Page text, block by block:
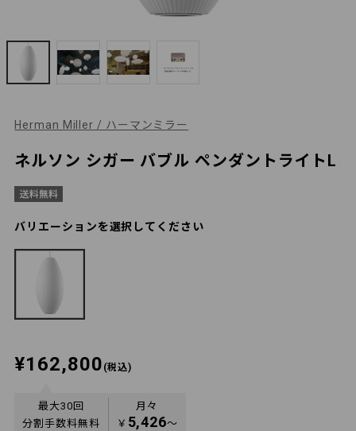
Herman Miller / ハーマンミラー
ネルソン シガー バブル ペンダントライトL
バリエーションを選択してください
¥162,800 (税込)
最大30回
分割手数料無料
月々
￥ 5,426〜